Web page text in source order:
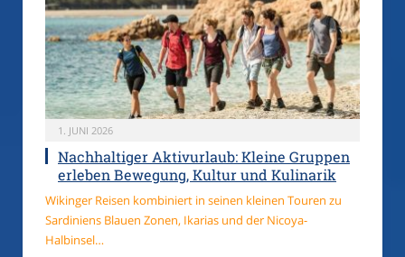
1. JUNI 2026
Nachhaltiger Aktivurlaub: Kleine Gruppen
erleben Bewegung, Kultur und Kulinarik
Wikinger Reisen kombiniert in seinen kleinen Touren zu
Sardiniens Blauen Zonen, Ikarias und der Nicoya-
Halbinsel…